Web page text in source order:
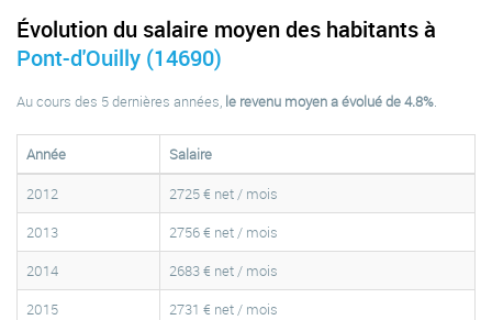
Évolution du salaire moyen des habitants à
Pont-d'Ouilly (14690)
Au cours des 5 dernières années, le revenu moyen a évolué de 4.8%.
Année
Salaire
2012
2725 € net / mois
2013
2756 € net / mois
2014
2683 € net / mois
2015
2731 € net / mois